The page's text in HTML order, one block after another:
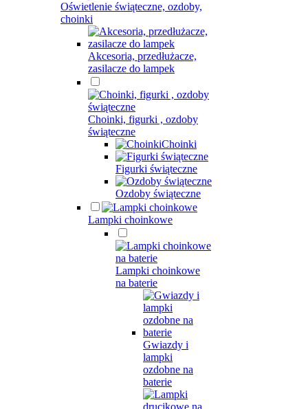
Oświetlenie świąteczne, ozdoby,
choinki
Akcesoria, przedłużacze,
zasilacze do lampek
Choinki, figurki , ozdoby
świąteczne
Choinki
Figurki świąteczne
Ozdoby świąteczne
Lampki choinkowe
Lampki choinkowe
na baterie
Gwiazdy i
lampki
ozdobne na
baterie